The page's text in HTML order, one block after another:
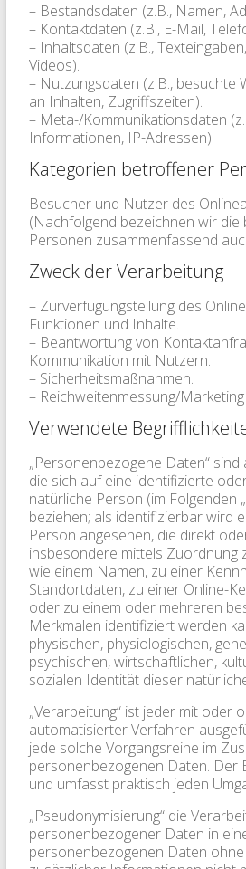
– Bestandsdaten (z.B., Namen,
– Kontaktdaten (z.B., E-Mail,
– Inhaltsdaten (z.B.,
Videos).
– Nutzungsdaten (z.B., besuchte
an Inhalten, Zugriffszeiten).
– Meta-/Kommunikationsdaten
Informationen, IP-Adressen).
Kategorien betroffener
Besucher und Nutzer des
(Nachfolgend bezeichnen wir
Personen zusammenfassend
Zweck der Verarbeitung
– Zurverfügungstellung des
Funktionen und Inhalte.
– Beantwortung von
Kommunikation mit Nutzern.
– Sicherheitsmaßnahmen.
– Reichweitenmessung/Marketing
Verwendete
„Personenbezogene Daten“
die sich auf eine identifizierte
natürliche Person (im Folgenden
beziehen; als identifizierbar wird
Person angesehen, die direkt
insbesondere mittels Zuordnung
wie einem Namen, zu einer
Standortdaten, zu einer Online-
oder zu einem oder mehreren
Merkmalen identifiziert werden
physischen, physiologischen,
psychischen, wirtschaftlichen,
sozialen Identität dieser
„Verarbeitung“ ist jeder mit oder
automatisierter Verfahren
jede solche Vorgangsreihe im
personenbezogenen Daten. Der
und umfasst praktisch jeden
„Pseudonymisierung“ die
personenbezogener Daten in
personenbezogenen Daten